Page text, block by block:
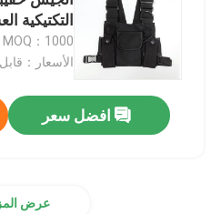
قمصان عسكرية تكتيكية
معطف الشتاء العسكري
التكتيكية
MOQ：1000 قطعة قابل للتفاوض
الأسعار：
افضل سعر
عرض